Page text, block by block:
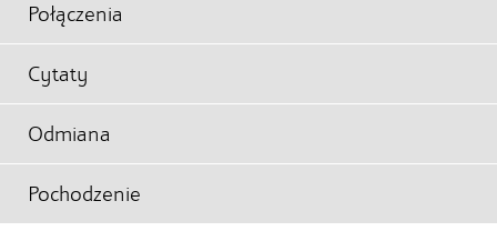
Połączenia
Cytaty
Odmiana
Pochodzenie